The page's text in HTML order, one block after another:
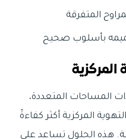
المتفرقة
بأسلوب صحيح
المركزية
المساحات المتعددة،
المركزية أكثر كفاءةً
هذه الحلول تساعد على